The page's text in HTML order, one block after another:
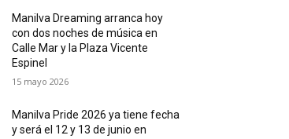
Manilva Dreaming arranca hoy
con dos noches de música en
Calle Mar y la Plaza Vicente
Espinel
15 mayo 2026
Manilva Pride 2026 ya tiene fecha
y será el 12 y 13 de junio en